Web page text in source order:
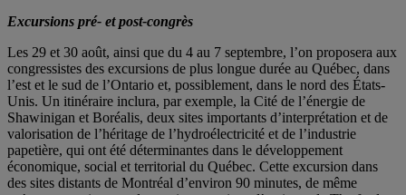
Excursions pré- et post-congrès
Les 29 et 30 août, ainsi que du 4 au 7 septembre, l’on proposera aux
congressistes des excursions de plus longue durée au Québec, dans
l’est et le sud de l’Ontario et, possiblement, dans le nord des États-
Unis. Un itinéraire inclura, par exemple, la Cité de l’énergie de
Shawinigan et Boréalis, deux sites importants d’interprétation et de
valorisation de l’héritage de l’hydroélectricité et de l’industrie
papetière, qui ont été déterminantes dans le développement
économique, social et territorial du Québec. Cette excursion dans
des sites distants de Montréal d’environ 90 minutes, de même